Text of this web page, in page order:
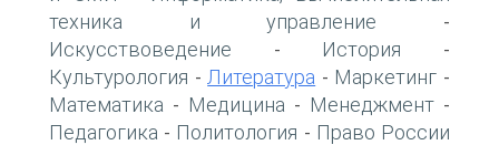
техника и управление -
Искусствоведение - История -
Культурология - Литература - Маркетинг -
Математика - Медицина - Менеджмент -
Педагогика - Политология - Право России